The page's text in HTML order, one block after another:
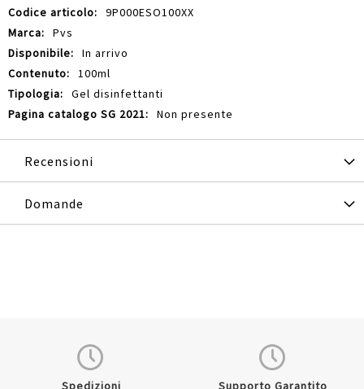
Maggiori
Informazioni
9P000ESO100XX
Pvs
In arrivo
100ml
Gel disinfettanti
Non presente
Recensioni
Domande
Spedizioni Supporto Garantito